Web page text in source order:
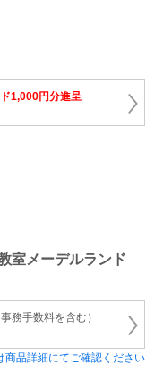
1,000円分進呈
室メーデルランド
務手数料を含む）
商品詳細にてご確認ください